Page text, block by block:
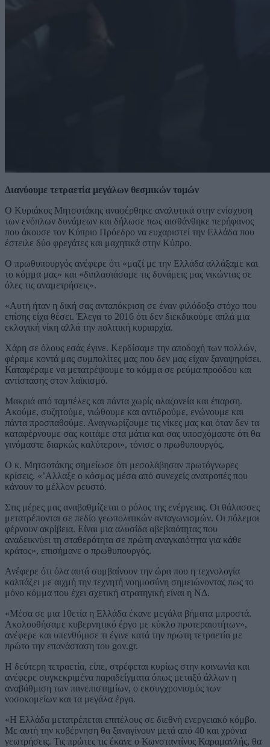
Διανύουμε τετραετία μεγάλων θεσμικών τομών
Ο Κυριάκος Μητσοτάκης αναφέρθηκε αναλυτικά στην ενίσχυση
των ενόπλων δυνάμεων και δήλωσε πως αισθάνθηκε περήφανος
που άκουσε τον Κύπριο Πρόεδρο να ευχαριστεί την Ελλάδα που
έστειλε δύο φρεγάτες και μαχητικά στην Κύπρο.
Ο πρωθυπουργός ανέφερε ότι «μαζί με την Ελλάδα αλλάξαμε και
το κόμμα μας» και «διπλασιάσαμε τις δυνάμεις μας νικώντας σε
όλες τις αναμετρήσεις».
«Αυτή ήταν η δική σας ανταπόκριση σε έναν φιλόδοξο στόχο που
επίσης είχα θέσει. Έλεγα το 2016 ότι δεν διεκδικούμε απλά μια
εκλογική νίκη αλλά την πολιτική κυριαρχία.
Χάρη σε όλους εσάς έγινε. Κερδίσαμε την αποδοχή των πολλών,
φέραμε κοντά μας συμπολίτες μας που δεν μας είχαν ξαναψηφίσει.
Καταφέραμε να μετατρέψουμε το κόμμα σε ρεύμα προόδου και
αντίστασης στον λαϊκισμό.
Μακριά από ταμπέλες και πάντα χωρίς αλαζονεία και έπαρση.
Ακούμε, συζητούμε, νιώθουμε και αντιδρούμε, ενώνουμε και
πάντα προσπαθούμε. Αναγνωρίζουμε τις νίκες μας και όταν δεν τα
καταφέρνουμε σας κοιτάμε στα μάτια και σας υποσχόμαστε ότι θα
γινόμαστε διαρκώς καλύτεροι», τόνισε ο πρωθυπουργός.
Ο κ. Μητσοτάκης σημείωσε ότι μεσολάβησαν πρωτόγνωρες
κρίσεις. «’Αλλαξε ο κόσμος μέσα από συνεχείς ανατροπές που
κάνουν το μέλλον ρευστό.
Στις μέρες μας αναβαθμίζεται ο ρόλος της ενέργειας. Οι θάλασσες
μετατρέπονται σε πεδίο γεωπολιτικών ανταγωνισμών. Οι πόλεμοι
φέρνουν ακρίβεια. Είναι μια αλυσίδα αβεβαιότητας που
αναδεικνύει τη σταθερότητα σε πρώτη αναγκαιότητα για κάθε
κράτος», επισήμανε ο πρωθυπουργός.
Ανέφερε ότι όλα αυτά συμβαίνουν την ώρα που η τεχνολογία
καλπάζει με αιχμή την τεχνητή νοημοσύνη σημειώνοντας πως το
μόνο κόμμα που έχει σχετική στρατηγική είναι η ΝΔ.
«Μέσα σε μια 10ετία η Ελλάδα έκανε μεγάλα βήματα μπροστά.
Ακολουθήσαμε κυβερνητικό έργο με κύκλο προτεραιοτήτων»,
ανέφερε και υπενθύμισε τι έγινε κατά την πρώτη τετραετία με
πρώτο την επανάσταση του gov.gr.
Η δεύτερη τετραετία, είπε, στρέφεται κυρίως στην κοινωνία και
ανέφερε συγκεκριμένα παραδείγματα όπως μεταξύ άλλων η
αναβάθμιση των πανεπιστημίων, ο εκσυγχρονισμός των
νοσοκομείων και τα μεγάλα έργα.
«Η Ελλάδα μετατρέπεται επιτέλους σε διεθνή ενεργειακό κόμβο.
Με αυτή την κυβέρνηση θα ξαναγίνουν μετά από 40 και χρόνια
γεωτρήσεις. Τις πρώτες τις έκανε ο Κωνσταντίνος Καραμανλής, θα